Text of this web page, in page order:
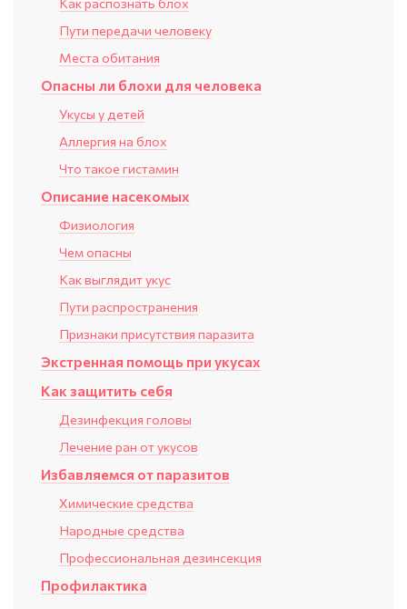
Пути передачи человеку
Места обитания
Опасны ли блохи для человека
Укусы у детей
Аллергия на блох
Что такое гистамин
Описание насекомых
Физиология
Чем опасны
Как выглядит укус
Пути распространения
Признаки присутствия паразита
Экстренная помощь при укусах
Как защитить себя
Дезинфекция головы
Лечение ран от укусов
Избавляемся от паразитов
Химические средства
Народные средства
Профессиональная дезинсекция
Профилактика